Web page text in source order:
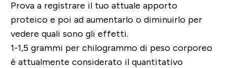
Prova a registrare il tuo attuale apporto
proteico e poi ad aumentarlo o diminuirlo per
vedere quali sono gli effetti.
1-1,5 grammi per chilogrammo di peso corporeo
è attualmente considerato il quantitativo